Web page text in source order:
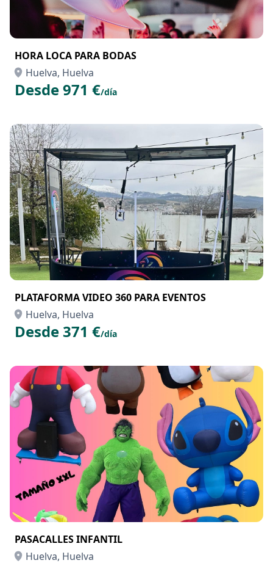
HORA LOCA PARA BODAS
Huelva, Huelva
Desde 971 €/día
PLATAFORMA VIDEO 360 PARA EVENTOS
Huelva, Huelva
Desde 371 €/día
PASACALLES INFANTIL
Huelva, Huelva